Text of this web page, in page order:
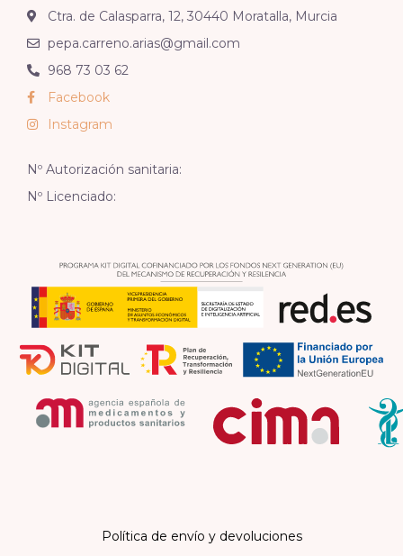
Ctra. de Calasparra, 12, 30440 Moratalla, Murcia
pepa.carreno.arias@gmail.com
968 73 03 62
Facebook
Instagram
Nº Autorización sanitaria:
Nº Licenciado:
Política de envío y devoluciones